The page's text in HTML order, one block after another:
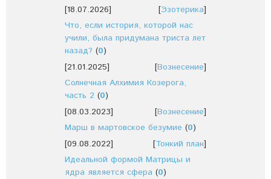
[18.07.2026]
[Эзотерика]
Что, если история, которой нас
учили, была придумана триста лет
назад? (0)
[21.01.2025]
[Вознесение]
Солнечная Алхимия Козерога,
часть 2 (0)
[08.03.2023]
[Вознесение]
Марш в мартовское безумие (0)
[09.08.2022]
[Тонкий план]
Идеальной формой Матрицы и
ядра является сфера (0)